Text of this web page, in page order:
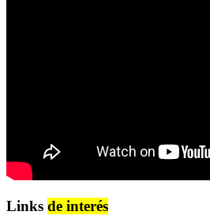
Links de interés